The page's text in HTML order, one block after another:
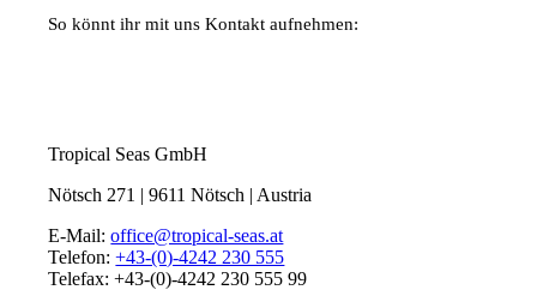
So könnt ihr mit uns Kontakt aufnehmen:
Tropical Seas GmbH
Nötsch 271 | 9611 Nötsch | Austria
E-Mail:office@tropical-seas.at
Telefon:+43-(0)-4242 230 555
Telefax: +43-(0)-4242 230 555 99